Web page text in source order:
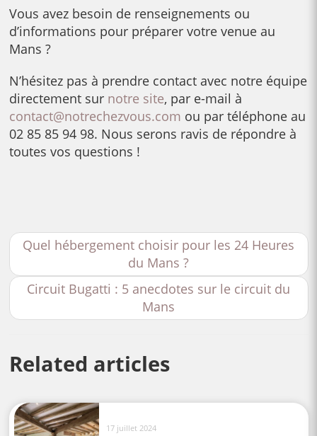
Vous avez besoin de renseignements ou
d’informations pour préparer votre venue au
Mans ?
N’hésitez pas à prendre contact avec notre équipe
directement sur notre site, par e-mail à
contact@notrechezvous.com ou par téléphone au
02 85 85 94 98. Nous serons ravis de répondre à
toutes vos questions !
Quel hébergement choisir pour les 24 Heures
du Mans ?
Circuit Bugatti : 5 anecdotes sur le circuit du
Mans
Related articles
17 juillet 2024